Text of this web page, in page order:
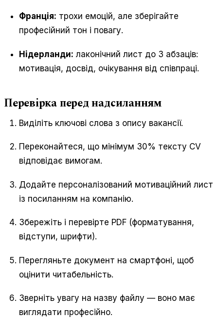
Франція: трохи емоцій, але зберігайте
професійний тон і повагу.
Нідерланди: лаконічний лист до 3 абзаців:
мотивація, досвід, очікування від співпраці.
Перевірка перед надсиланням
Виділіть ключові слова з опису вакансії.
Переконайтеся, що мінімум 30% тексту CV
відповідає вимогам.
Додайте персоналізований мотиваційний лист
із посиланням на компанію.
Збережіть і перевірте PDF (форматування,
відступи, шрифти).
Перегляньте документ на смартфоні, щоб
оцінити читабельність.
Зверніть увагу на назву файлу — воно має
виглядати професійно.